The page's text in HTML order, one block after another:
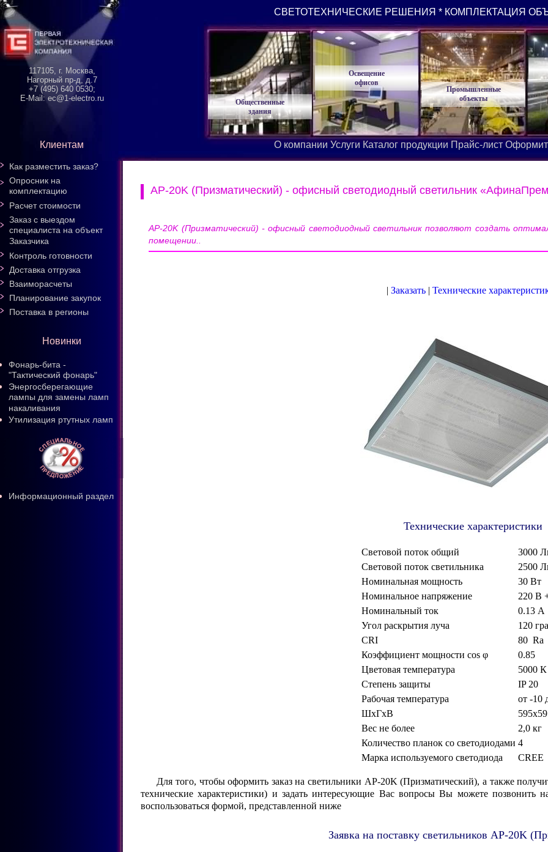
AP-20K (Призматический) - офисный светодиодный светильник
AP-20K (Призматический) - офисный светодиодный светильник позволяют создать
помещении..
| Заказать| Технические
Технические характеристики
Световой потокобщий
3000
Световой поток светильника
2500
Номинальная мощность
30 Вт
Номинальное напряжение
220 В
Номинальный ток
0.13 А
Угол раскрытия луча
120
CRI
80 Ra
Коэффициент мощности cosφ
0.85
Цветовая температура
5000 К
Степень защиты
IP 20
Рабочая температура
от -10
ШхГхВ
Вес не более
2,0 кг
Количество планок со светодиодами 4
Марка используемого светодиода
CREE
Для того, чтобы оформить заказ на светильники AP-20K (Призматический), а также
технические характеристики) и задать интересующие Вас вопросы Вы можете позвонить
воспользоваться формой, представленной ниже
Заявка на поставку светильников AP-20K
Как разместить заказ?
Опросник на
комплектацию
Расчет стоимости
Заказ с выездом
специалиста на объект
Заказчика
Контроль готовности
Доставка отгрузка
Взаиморасчеты
Планирование закупок
Поставка в регионы
Новинки
Фонарь-бита -
"Тактический фонарь"
Энергосберегающие
лампы для замены ламп
накаливания
Утилизация ртутных ламп
Информационный раздел
117105, г. Москва,
Нагорный пр-д, д.7
+7 (495) 640 0530;
E-Mail: ec@1-electro.ru
Клиентам
СВЕТОТЕХНИЧЕСКИЕ РЕШЕНИЯ * КОМПЛЕКТАЦИЯ
Общественные
здания
Освещение
офисов
Промышленные
объекты
О компании Услуги Каталог продукции Прайс-лист